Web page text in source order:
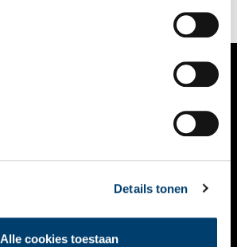
Details tonen
Alle cookies toestaan